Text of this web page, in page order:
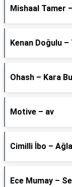
Mishaal Tamer
Kenan Doğulu –
Ohash – Kara
Motive – av
Cimilli İbo –
Ece Mumay –